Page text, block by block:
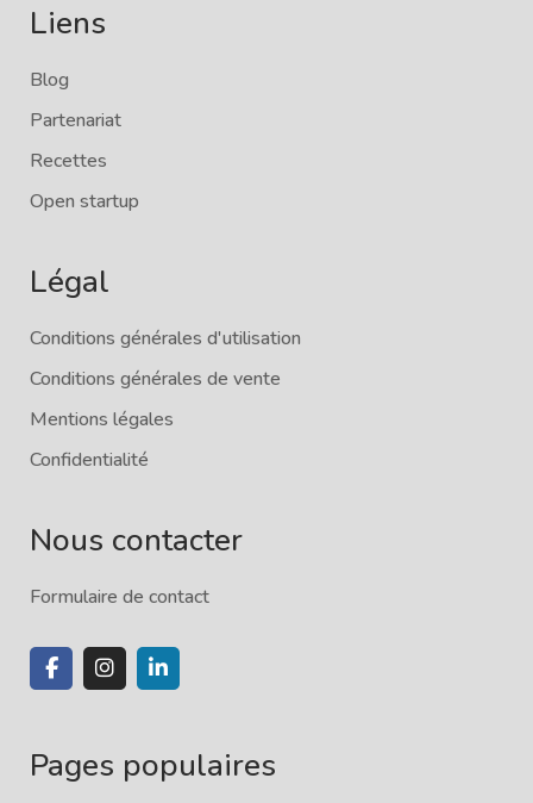
Liens
Blog
Partenariat
Recettes
Open startup
Légal
Conditions générales d'utilisation
Conditions générales de vente
Mentions légales
Confidentialité
Nous contacter
Formulaire de contact
Pages populaires